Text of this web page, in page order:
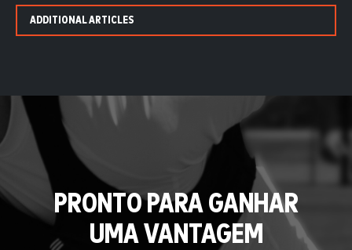
ADDITIONAL ARTICLES
PRONTO PARA GANHAR
UMA VANTAGEM